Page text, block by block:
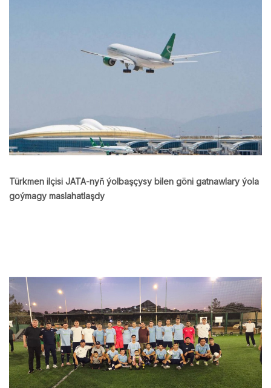
Türkmen ilçisi JATA-nyň ýolbaşçysy bilen göni gatnawlary ýola
goýmagy maslahatlaşdy